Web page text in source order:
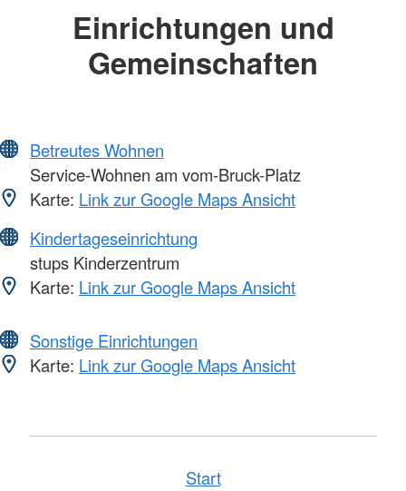
Einrichtungen und
Gemeinschaften
Betreutes Wohnen
Service-Wohnen am vom-Bruck-Platz
Karte: Link zur Google Maps Ansicht
Kindertageseinrichtung
stups Kinderzentrum
Karte: Link zur Google Maps Ansicht
Sonstige Einrichtungen
Karte: Link zur Google Maps Ansicht
Start